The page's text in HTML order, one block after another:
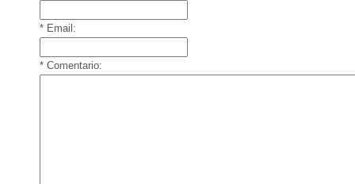
* Email:
* Comentario: